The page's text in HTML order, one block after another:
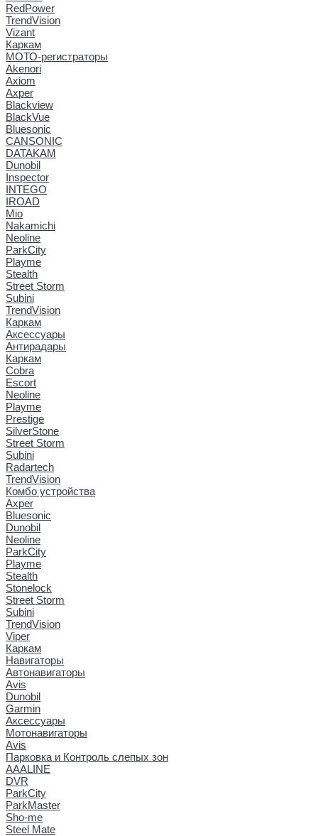
RedPower
TrendVision
Vizant
Каркам
МОТО-регистраторы
Akenori
Axiom
Axper
Blackview
BlackVue
Bluesonic
CANSONIC
DATAKAM
Dunobil
Inspector
INTEGO
IROAD
Mio
Nakamichi
Neoline
ParkCity
Playme
Stealth
Street Storm
Subini
TrendVision
Каркам
Аксессуары
Антирадары
Каркам
Cobra
Escort
Neoline
Playme
Prestige
SilverStone
Street Storm
Subini
Radartech
TrendVision
Комбо устройства
Axper
Bluesonic
Dunobil
Neoline
ParkCity
Playme
Stealth
Stonelock
Street Storm
Subini
TrendVision
Viper
Каркам
Навигаторы
Автонавигаторы
Avis
Dunobil
Garmin
Аксессуары
Мотонавигаторы
Avis
Парковка и Контроль слепых зон
AAALINE
DVR
ParkCity
ParkMaster
Sho-me
Steel Mate